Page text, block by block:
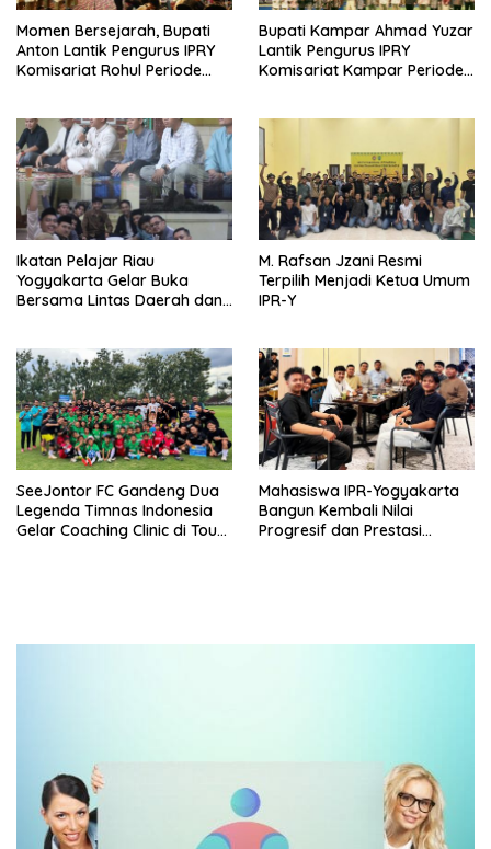
Momen Bersejarah, Bupati
Anton Lantik Pengurus IPRY
Komisariat Rohul Periode
Bupati Kampar Ahmad Yuzar
Lantik Pengurus IPRY
Komisariat Kampar Periode
Ikatan Pelajar Riau
Yogyakarta Gelar Buka
Bersama Lintas Daerah dan
M. Rafsan Jzani Resmi
Terpilih Menjadi Ketua Umum
IPR-Y
SeeJontor FC Gandeng Dua
Legenda Timnas Indonesia
Gelar Coaching Clinic di Tour
Mahasiswa IPR-Yogyakarta
Bangun Kembali Nilai
Progresif dan Prestasi